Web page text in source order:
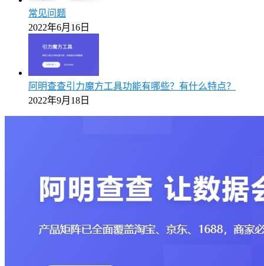
常见问题
2022年6月16日
阿明查查引力魔方工具功能有哪些？有什么特点？
2022年9月18日